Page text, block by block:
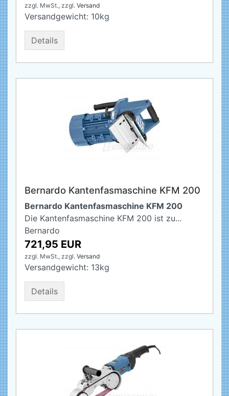
zzgl. MwSt., zzgl. Versand
Versandgewicht: 10kg
Details
Bernardo Kantenfasmaschine KFM 200
Bernardo Kantenfasmaschine KFM 200
Die Kantenfasmaschine KFM 200 ist zu...
Bernardo
721,95 EUR
zzgl. MwSt., zzgl. Versand
Versandgewicht: 13kg
Details